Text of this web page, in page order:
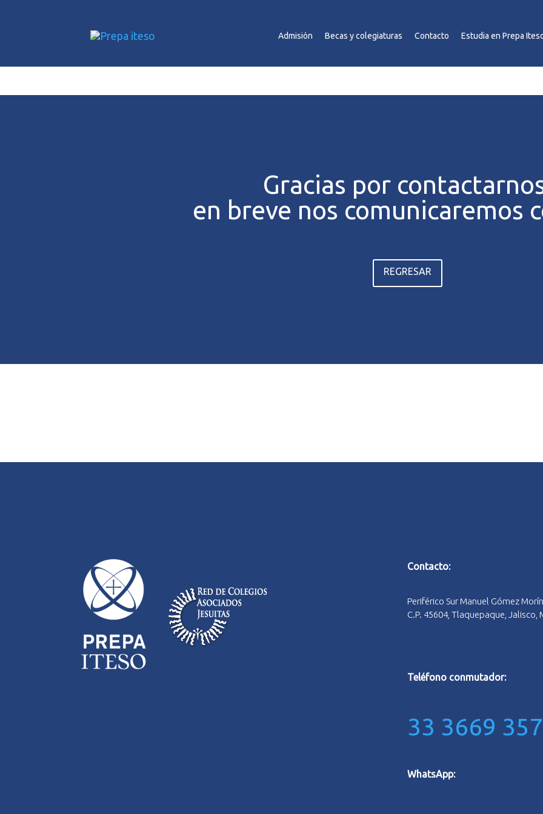
Admisión Becas y colegiaturas Contacto Estudia en Prepa
Gracias por
en breve nos comunicaremos
REGRESAR
Contacto:
Periférico Sur Manuel Gómez
C.P. 45604, Tlaquepaque, Jalisco,
Teléfono conmutador:
33 3669
WhatsApp: